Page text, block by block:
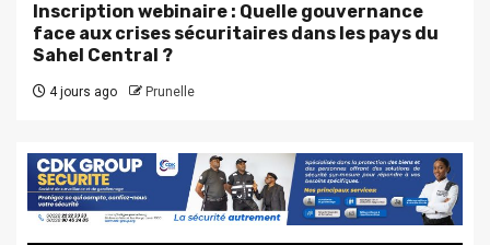
Inscription webinaire : Quelle gouvernance
face aux crises sécuritaires dans les pays du
Sahel Central ?
4 jours ago Prunelle